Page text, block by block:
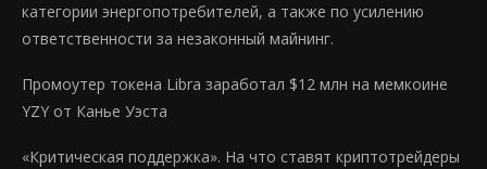
категории энергопотребителей, а также по усилению
ответственности за незаконный майнинг.
Промоутер токена Libra заработал $12 млн на мемкоине
YZY от Канье Уэста
«Критическая поддержка». На что ставят криптотрейдеры